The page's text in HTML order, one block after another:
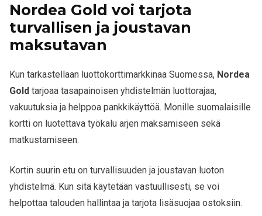
Nordea Gold voi tarjota
turvallisen ja joustavan
maksutavan
Kun tarkastellaan luottokorttimarkkinaa Suomessa, Nordea
Gold tarjoaa tasapainoisen yhdistelmän luottorajaa,
vakuutuksia ja helppoa pankkikäyttöä. Monille suomalaisille
kortti on luotettava työkalu arjen maksamiseen sekä
matkustamiseen.
Kortin suurin etu on turvallisuuden ja joustavan luoton
yhdistelmä. Kun sitä käytetään vastuullisesti, se voi
helpottaa talouden hallintaa ja tarjota lisäsuojaa ostoksiin.